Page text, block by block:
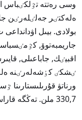
وسى رەتتە تٷلكٸباس
ەلەكتٸر جەلٸلەرٸن
بولادى. بيىل
جاريمبەتوۆ,
اقبيٸك, جاباعىلى,
ٸشكٸ كٶشەلەرٸنە
ورناتۋ قۇرىلىستارىنا
330,7 ملن. تەڭگە قاراستىرىلىپ, جۇمىستار جٷرگٸزٸلگەن.